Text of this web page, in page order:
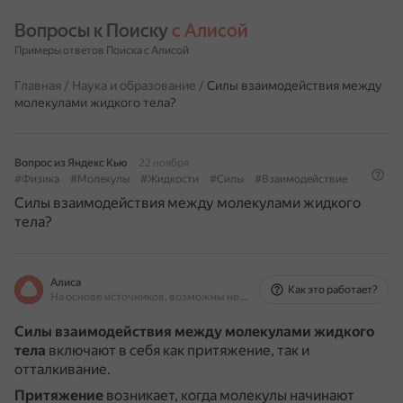
Вопросы к Поиску с Алисой
Примеры ответов Поиска с Алисой
Главная / Наука и образование / Силы взаимодействия между
молекулами жидкого тела?
Вопрос из Яндекс Кью
22 ноября
#Физика
#Молекулы #Жидкости #Силы #Взаимодействие
Силы взаимодействия между молекулами жидкого
тела?
Алиса
На основе источников, возможны неточности
Как это работает?
Силы взаимодействия между молекулами жидкого
тела включают в себя как притяжение, так и
отталкивание.
Притяжение возникает, когда молекулы начинают